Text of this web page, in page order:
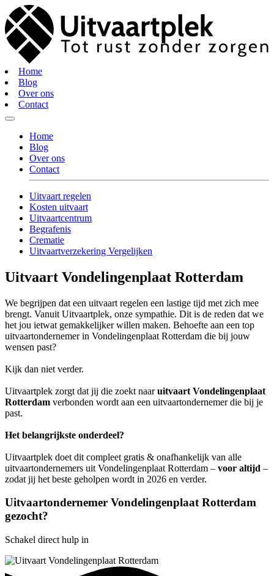
Home
Blog
Over ons
Contact
Home
Blog
Over ons
Contact
Uitvaart regelen
Kosten uitvaart
Uitvaartcentrum
Begrafenis
Crematie
Uitvaartverzekering Vergelijken
Uitvaart Vondelingenplaat Rotterdam
We begrijpen dat een uitvaart regelen een lastige tijd met zich mee
brengt. Vanuit Uitvaartplek, onze sympathie. Dit is de reden dat we
het jou ietwat gemakkelijker willen maken. Behoefte aan een top
uitvaartondernemer in Vondelingenplaat Rotterdam die bij jouw
wensen past?
Kijk dan niet verder.
Uitvaartplek zorgt dat jij die zoekt naaruitvaart Vondelingenplaat
Rotterdam verbonden wordt aan een uitvaartondernemer die bij je
past.
Het belangrijkste onderdeel?
Uitvaartplek doet dit compleet gratis & onafhankelijk van alle
uitvaartondernemers uit Vondelingenplaat Rotterdam – voor altijd –
zodat jij het beste geholpen wordt in 2026 en verder.
Uitvaartondernemer Vondelingenplaat Rotterdam
gezocht?
Schakel direct hulp in